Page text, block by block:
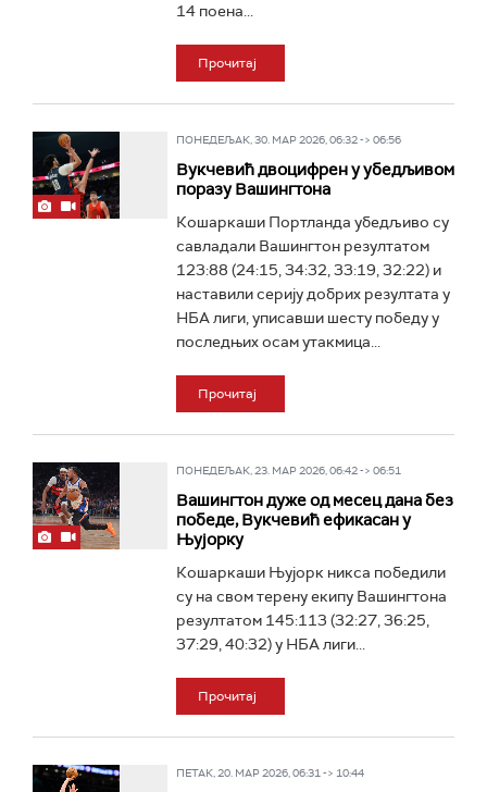
14 поена...
Прочитај
ПОНЕДЕЉАК, 30. МАР 2026, 06:32 -> 06:56
Вукчевић двоцифрен у убедљивом
поразу Вашингтона
Кошаркаши Портланда убедљиво су
савладали Вашингтон резултатом
123:88 (24:15, 34:32, 33:19, 32:22) и
наставили серију добрих резултата у
НБА лиги, уписавши шесту победу у
последњих осам утакмица...
Прочитај
ПОНЕДЕЉАК, 23. МАР 2026, 06:42 -> 06:51
Вашингтон дуже од месец дана без
победе, Вукчевић ефикасан у
Њујорку
Кошаркаши Њујорк никса победили
су на свом терену екипу Вашингтона
резултатом 145:113 (32:27, 36:25,
37:29, 40:32) у НБА лиги...
Прочитај
ПЕТАК, 20. МАР 2026, 06:31 -> 10:44